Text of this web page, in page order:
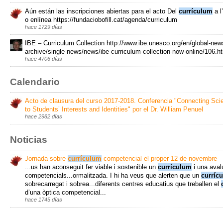
Aún están las inscripciones abiertas para el acto Del currículum a
o enlínea https://fundaciobofill.cat/agenda/curriculum
hace 1729 días
IBE – Curriculum Collection http://www.ibe.unesco.org/en/global-
archive/single-news/news/ibe-curriculum-collection-now-online/
hace 4706 días
Calendario
Acto de clausura del curso 2017-2018. Conferencia "Connecting
to Students’ Interests and Identities" por el Dr. William Penuel
hace 2982 días
Noticias
Jornada sobre currículum competencial el proper 12 de novembre
...us han aconseguit fer viable i sostenible un currículum i una
competencials...ormalitzada. I hi ha veus que alerten que un
sobrecarregat i sobrea...diferents centres educatius que treballen el
d’una òptica competencial...
hace 1745 días